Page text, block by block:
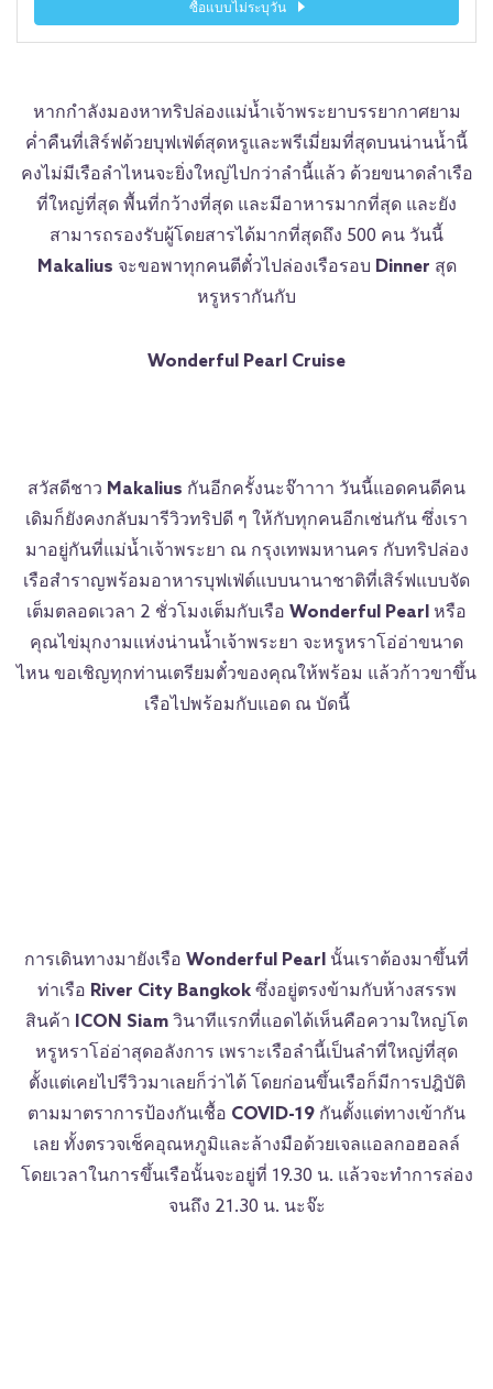
ซื้อแบบไม่ระบุวัน
หากกำลังมองหาทริปล่องแม่น้ำเจ้าพระยาบรรยากาศยาม
ค่ำคืนที่เสิร์ฟด้วยบุฟเฟ่ต์สุดหรูและพรีเมี่ยมที่สุดบนน่านน้ำนี้
คงไม่มีเรือลำไหนจะยิ่งใหญ่ไปกว่าลำนี้แล้ว ด้วยขนาดลำเรือ
ที่ใหญ่ที่สุด พื้นที่กว้างที่สุด และมีอาหารมากที่สุด และยัง
สามารถรองรับผู้โดยสารได้มากที่สุดถึง 500 คน วันนี้
Makalius จะขอพาทุกคนตีตั๋วไปล่องเรือรอบ Dinner สุด
หรูหรากันกับ
Wonderful Pearl Cruise
สวัสดีชาว Makalius กันอีกครั้งนะจ๊าาาา วันนี้แอดคนดีคน
เดิมก็ยังคงกลับมารีวิวทริปดี ๆ ให้กับทุกคนอีกเช่นกัน ซึ่งเรา
มาอยู่กันที่แม่น้ำเจ้าพระยา ณ กรุงเทพมหานคร กับทริปล่อง
เรือสำราญพร้อมอาหารบุฟเฟ่ต์แบบนานาชาติที่เสิร์ฟแบบจัด
เต็มตลอดเวลา 2 ชั่วโมงเต็มกับเรือ Wonderful Pearl หรือ
คุณไข่มุกงามแห่งน่านน้ำเจ้าพระยา จะหรูหราโอ่อ่าขนาด
ไหน ขอเชิญทุกท่านเตรียมตั๋วของคุณให้พร้อม แล้วก้าวขาขึ้น
เรือไปพร้อมกับแอด ณ บัดนี้
การเดินทางมายังเรือ Wonderful Pearl นั้นเราต้องมาขึ้นที่
ท่าเรือ River City Bangkokซึ่งอยู่ตรงข้ามกับห้างสรรพ
สินค้า ICON Siam วินาทีแรกที่แอดได้เห็นคือความใหญ่โต
หรูหราโอ่อ่าสุดอลังการ เพราะเรือลำนี้เป็นลำที่ใหญ่ที่สุด
ตั้งแต่เคยไปรีวิวมาเลยก็ว่าได้ โดยก่อนขึ้นเรือก็มีการปฎิบัติ
ตามมาตราการป้องกันเชื้อ COVID-19 กันตั้งแต่ทางเข้ากัน
เลย ทั้งตรวจเช็คอุณหภูมิและล้างมือด้วยเจลแอลกอฮอลล์
โดยเวลาในการขึ้นเรือนั้นจะอยู่ที่ 19.30 น. แล้วจะทำการล่อง
จนถึง 21.30 น. นะจ๊ะ